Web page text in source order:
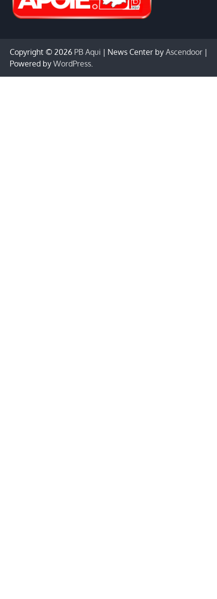
Copyright © 2026 PB Aqui | News Center by Ascendoor |
Powered by WordPress